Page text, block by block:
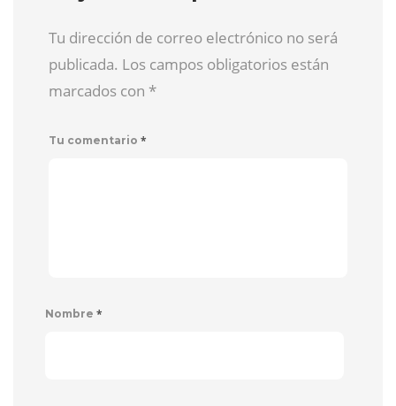
Tu dirección de correo electrónico no será
publicada. Los campos obligatorios están
marcados con *
Tu comentario *
Nombre *